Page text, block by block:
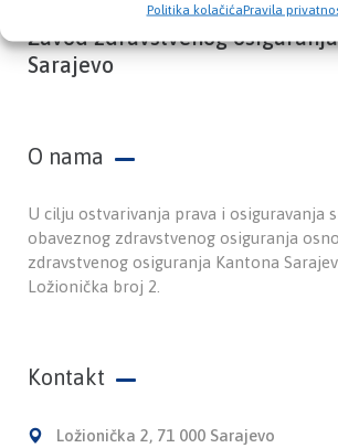
Politika kolačićaPravila
Zavod zdravstvenog
Sarajevo
O nama
U cilju ostvarivanja prava i osiguravanja
obaveznog zdravstvenog osiguranja
zdravstvenog osiguranja Kantona
Ložionička broj 2.
Kontakt
Ložionička 2, 71 000 Sarajevo